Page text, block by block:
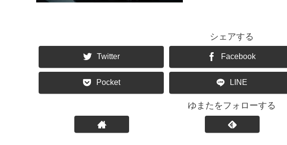
シェアする
Twitter Facebook
Pocket LINE
ゆまたをフォローする